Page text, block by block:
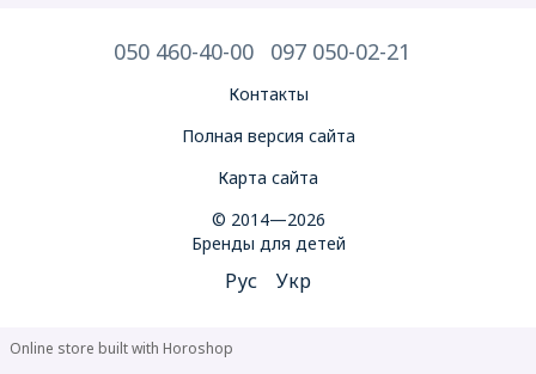
050 460-40-00 097 050-02-21
Контакты
Полная версия сайта
Карта сайта
© 2014—2026
Бренды для детей
Рус Укр
Online store built with Horoshop